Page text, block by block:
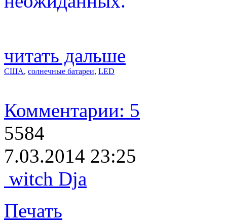
читать дальше
США, солнечные батареи, LED
Комментарии: 5
5584
7.03.2014 23:25
witch Dja
Печать